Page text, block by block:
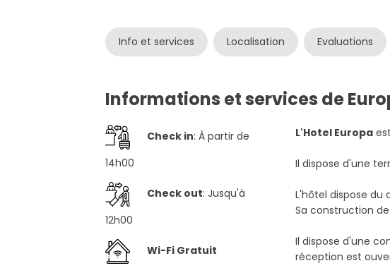
Info et services Localisation Evaluations
Informations et services de
Check in: À partir de
14h00
Check out: Jusqu'à
12h00
Wi-Fi Gratuit
L'Hotel Europa
Il dispose d'une
L'hôtel dispose
Sa construction
Il dispose d'une
réception est